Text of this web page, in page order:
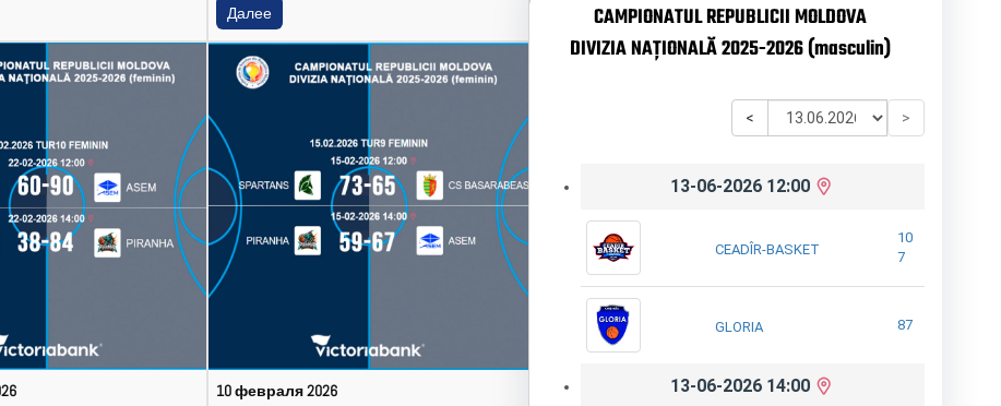
Далее
10 февраля 2026
CAMPIONATUL REPUBLICII MOLDOVA
DIVIZIA NAȚIONALĂ 2025-2026 (masculin)
< >
13-06-2026 12:00
CEADÎR-BASKET
10
7
GLORIA 87
13-06-2026 14:00